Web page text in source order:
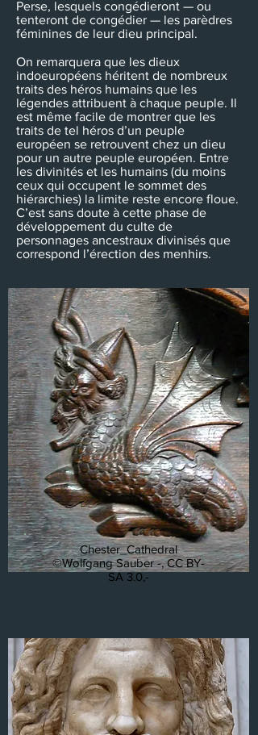
Perse, lesquels congédieront — ou
tenteront de congédier — les parèdres
féminines de leur dieu principal.
On remarquera que les dieux
indoeuropéens héritent de nombreux
traits des héros humains que les
légendes attribuent à chaque peuple. Il
est même facile de montrer que les
traits de tel héros d’un peuple
européen se retrouvent chez un dieu
pour un autre peuple européen. Entre
les divinités et les humains (du moins
ceux qui occupent le sommet des
hiérarchies) la limite reste encore floue.
C’est sans doute à cette phase de
développement du culte de
personnages ancestraux divinisés que
correspond l’érection des menhirs.
Chester_Cathedral
©Wolfgang Sauber -, CC BY-
SA 3.0,-